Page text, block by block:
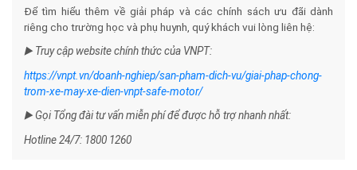
Để tìm hiểu thêm về giải pháp và các chính sách ưu đãi dành
riêng cho trường học và phụ huynh, quý khách vui lòng liên hệ:
▶️ Truy cập website chính thức của VNPT:
https://vnpt.vn/doanh-nghiep/san-pham-dich-vu/giai-phap-chong-
trom-xe-may-xe-dien-vnpt-safe-motor/
▶️ Gọi Tổng đài tư vấn miễn phí để được hỗ trợ nhanh nhất:
Hotline 24/7: 1800 1260